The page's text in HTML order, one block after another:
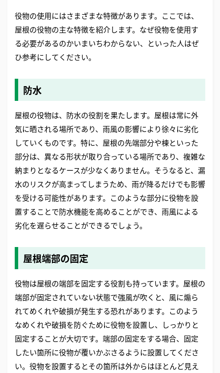
役物の使用にはさまざまな特徴があります。ここでは、
屋根の役物の主な特徴を紹介します。なぜ役物を使用す
る必要があるのかいまいちわからない、といった人はぜ
ひ参考にしてください。
防水
屋根の役物は、防水の役割を果たします。屋根は常に外
気に晒される場所であり、雨風の影響により徐々に劣化
していくものです。特に、屋根の先端部分や棟といった
部分は、異なる形状が取り合っている場所であり、複雑な
納まりとなるケースが少なくありません。そうなると、漏
水のリスクが高まってしまうため、雨が降るだけでも影響
を受ける可能性があります。このような部分に役物を設
置することで防水機能を高めることができ、雨風による
劣化を遅らせることができるでしょう。
屋根端部の固定
役物は屋根の端部を固定する役割も持っています。屋根の
端部が固定されていない状態で強風が吹くと、風に煽ら
れてめくれや破損が発生する恐れがあります。このよう
なめくれや破損を防ぐために役物を設置し、しっかりと
固定することが大切です。端部の固定をする場合、固定
したい箇所に役物が覆いかぶさるように設置してくださ
い。役物を設置するとその箇所は外からはほとんど見え